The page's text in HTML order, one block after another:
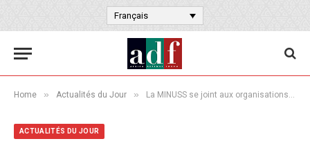
Français
Home » Actualités du Jour » La MINUSS se joint aux organisations du Soudan du Sud pour promouvoir la paix
ACTUALITÉS DU JOUR